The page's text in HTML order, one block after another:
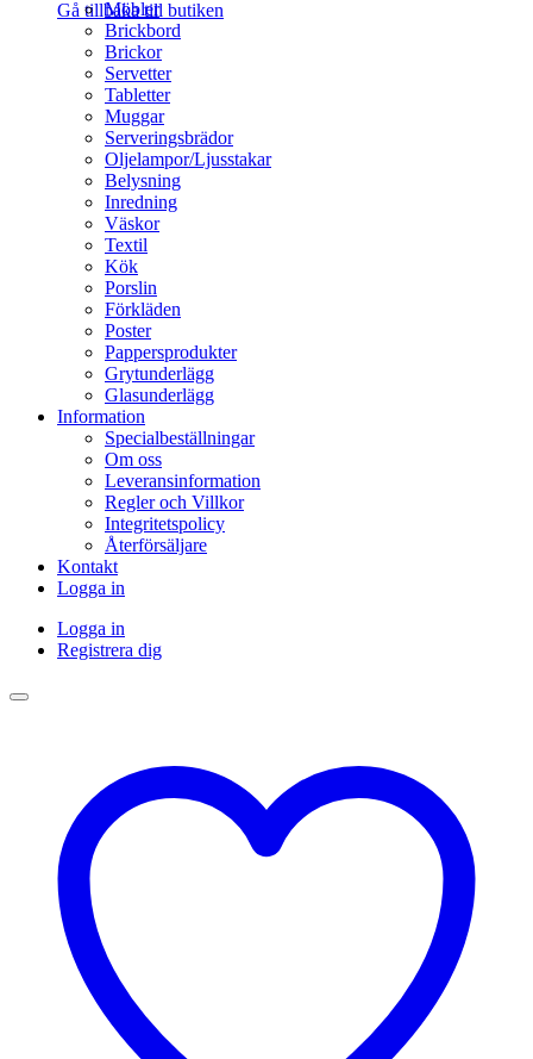
Gå tillbaka till butiken
Möbler
Brickbord
Brickor
Servetter
Tabletter
Muggar
Serveringsbrädor
Oljelampor/Ljusstakar
Belysning
Inredning
Väskor
Textil
Kök
Porslin
Förkläden
Poster
Pappersprodukter
Grytunderlägg
Glasunderlägg
Information
Specialbeställningar
Om oss
Leveransinformation
Regler och Villkor
Integritetspolicy
Återförsäljare
Kontakt
Logga in
Logga in
Registrera dig